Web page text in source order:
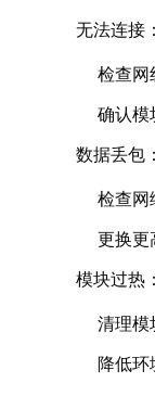
无法连接
检查网
确认模
数据丢包
检查网
更换更
模块过热
清理模
降低